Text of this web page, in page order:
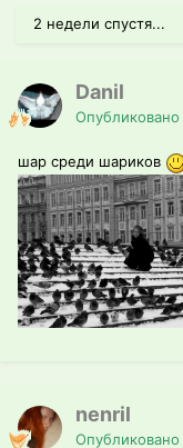
2 недели спустя...
Danil
Опубликовано
шар среди шариков
nenril
Опубликовано